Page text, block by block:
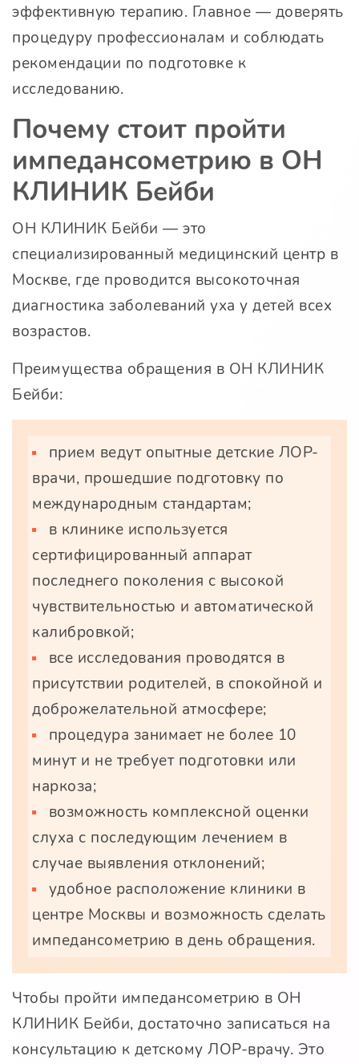
эффективную терапию. Главное — доверять
процедуру профессионалам и соблюдать
рекомендации по подготовке к
исследованию.
Почему стоит пройти
импедансометрию в ОН
КЛИНИК Бейби
ОН КЛИНИК Бейби — это
специализированный медицинский центр в
Москве, где проводится высокоточная
диагностика заболеваний уха у детей всех
возрастов.
Преимущества обращения в ОН КЛИНИК
Бейби:
прием ведут опытные детские ЛОР-
врачи, прошедшие подготовку по
международным стандартам;
в клинике используется
сертифицированный аппарат
последнего поколения с высокой
чувствительностью и автоматической
калибровкой;
все исследования проводятся в
присутствии родителей, в спокойной и
доброжелательной атмосфере;
процедура занимает не более 10
минут и не требует подготовки или
наркоза;
возможность комплексной оценки
слуха с последующим лечением в
случае выявления отклонений;
удобное расположение клиники в
центре Москвы и возможность сделать
импедансометрию в день обращения.
Чтобы пройти импедансометрию в ОН
КЛИНИК Бейби, достаточно записаться на
консультацию к детскому ЛОР-врачу. Это